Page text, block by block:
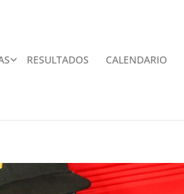
RESULTADOS CALENDARIO